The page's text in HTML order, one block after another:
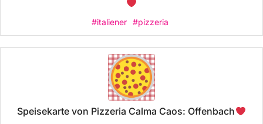
#italiener #pizzeria
Speisekarte von Pizzeria Calma Caos: Offenbach